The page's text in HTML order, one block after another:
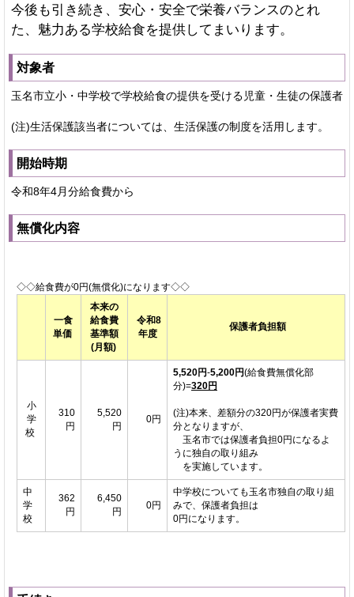
今後も引き続き、安心・安全で栄養バランスのとれ
た、魅力ある学校給食を提供してまいります。
対象者
玉名市立小・中学校で学校給食の提供を受ける児童・生徒の保護者
(注)生活保護該当者については、生活保護の制度を活用します。
開始時期
令和8年4月分給食費から
無償化内容
◇◇給食費が0円(無償化)になります◇◇
一食
単価
本来の
給食費
基準額
(月額)
令和8
年度
保護者負担額
小
学
校
310
円
5,520
円
0円
5,520円-5,200円(給食費無償化部
分)=320円
(注)本来、差額分の320円が保護者実費
分となりますが、
玉名市では保護者負担0円になるよ
うに独自の取り組み
を実施しています。
中
学
校
362
円
6,450
円
0円
中学校についても玉名市独自の取り組
みで、保護者負担は
0円になります。